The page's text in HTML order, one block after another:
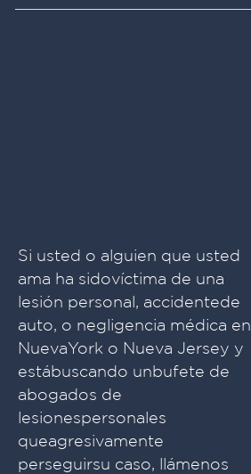
Si usted o alguien que usted
ama ha sidovíctima de una
lesión personal, accidentede
auto, o negligencia médica en
NuevaYork o Nueva Jersey y
estábuscando unbufete de
abogados de
lesionespersonales
queagresivamente
perseguirsu caso, llámenos